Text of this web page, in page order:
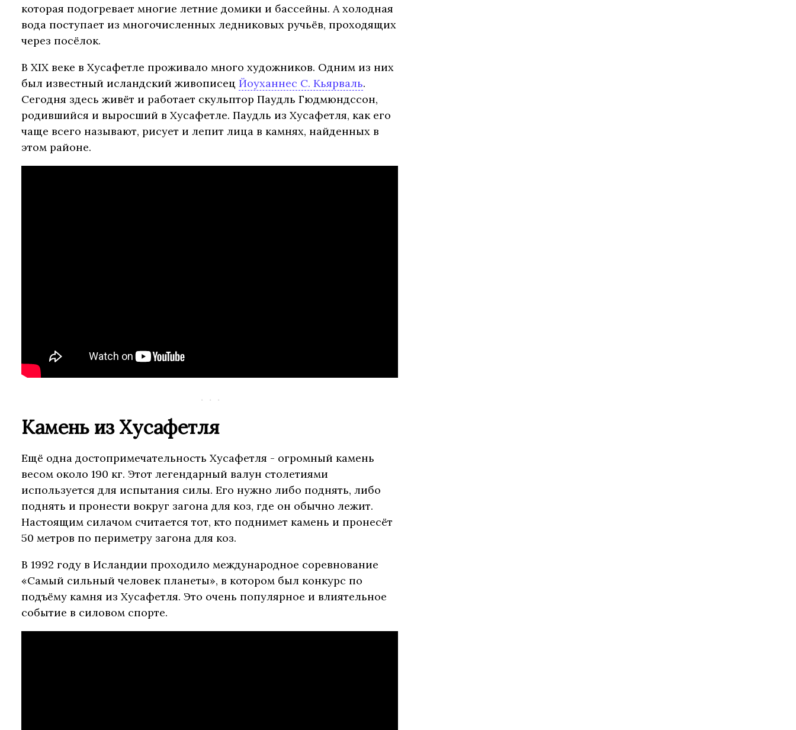
которая подогревает многие летние домики и бассейны. А холодная
вода поступает из многочисленных ледниковых ручьёв, проходящих
через посёлок.
В XIX веке в Хусафетле проживало много художников. Одним из них
был известный исландский живописец Йоуханнес С. Кьярваль.
Сегодня здесь живёт и работает скульптор Паудль Гюдмюндссон,
родившийся и выросший в Хусафетле. Паудль из Хусафетля, как его
чаще всего называют, рисует и лепит лица в камнях, найденных в
этом районе.
Камень из Хусафетля
Ещё одна достопримечательность Хусафетля - огромный камень
весом около 190 кг. Этот легендарный валун столетиями
используется для испытания силы. Его нужно либо поднять, либо
поднять и пронести вокруг загона для коз, где он обычно лежит.
Настоящим силачом считается тот, кто поднимет камень и пронесёт
50 метров по периметру загона для коз.
В 1992 году в Исландии проходило международное соревнование
«Самый сильный человек планеты», в котором был конкурс по
подъёму камня из Хусафетля. Это очень популярное и влиятельное
событие в силовом спорте.